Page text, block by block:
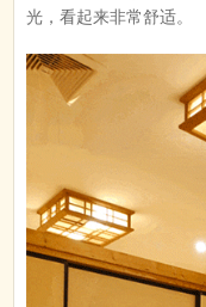
光，看起来非常舒适。